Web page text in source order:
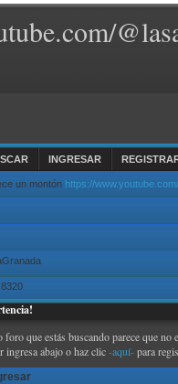
INGRESAR
un montón https://
foro que estás buscando parece que
ingresa abajo o haz clic-aquí-para